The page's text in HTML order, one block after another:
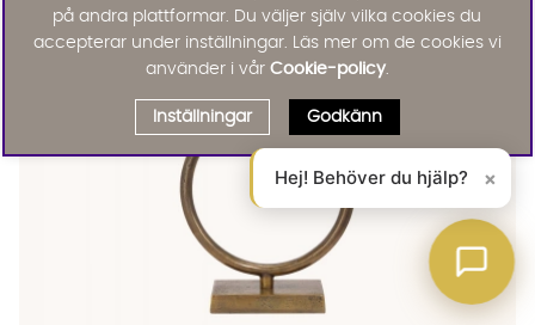
på andra plattformar. Du väljer själv vilka cookies du
accepterar under inställningar. Läs mer om de cookies vi
använder i vår Cookie-policy.
Inställningar Godkänn
Hej! Behöver du hjälp? ×